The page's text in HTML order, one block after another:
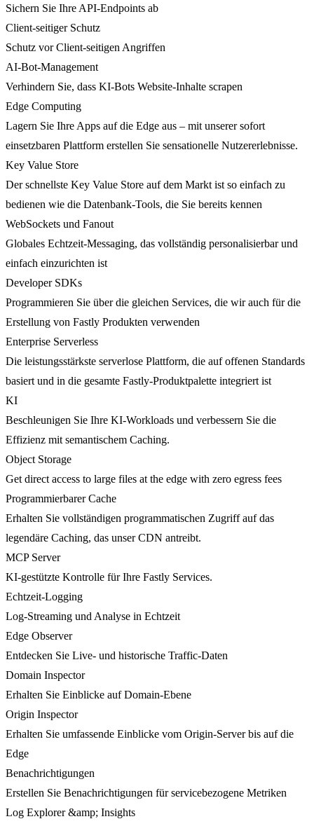
Sichern Sie Ihre API-Endpoints ab
Client-seitiger Schutz
Schutz vor Client-seitigen Angriffen
AI-Bot-Management
Verhindern Sie, dass KI-Bots Website-Inhalte scrapen
Edge Computing
Lagern Sie Ihre Apps auf die Edge aus – mit unserer sofort
einsetzbaren Plattform erstellen Sie sensationelle Nutzererlebnisse.
Key Value Store
Der schnellste Key Value Store auf dem Markt ist so einfach zu
bedienen wie die Datenbank-Tools, die Sie bereits kennen
WebSockets und Fanout
Globales Echtzeit-Messaging, das vollständig personalisierbar und
einfach einzurichten ist
Developer SDKs
Programmieren Sie über die gleichen Services, die wir auch für die
Erstellung von Fastly Produkten verwenden
Enterprise Serverless
Die leistungsstärkste serverlose Plattform, die auf offenen Standards
basiert und in die gesamte Fastly-Produktpalette integriert ist
KI
Beschleunigen Sie Ihre KI-Workloads und verbessern Sie die
Effizienz mit semantischem Caching.
Object Storage
Get direct access to large files at the edge with zero egress fees
Programmierbarer Cache
Erhalten Sie vollständigen programmatischen Zugriff auf das
legendäre Caching, das unser CDN antreibt.
MCP Server
KI-gestützte Kontrolle für Ihre Fastly Services.
Echtzeit-Logging
Log-Streaming und Analyse in Echtzeit
Edge Observer
Entdecken Sie Live- und historische Traffic-Daten
Domain Inspector
Erhalten Sie Einblicke auf Domain-Ebene
Origin Inspector
Erhalten Sie umfassende Einblicke vom Origin-Server bis auf die
Edge
Benachrichtigungen
Erstellen Sie Benachrichtigungen für servicebezogene Metriken
Log Explorer &amp; Insights